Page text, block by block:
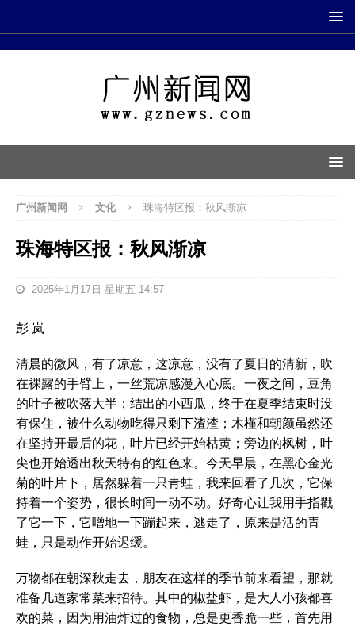
广州新闻网 文化 珠海特区报：秋风渐凉
珠海特区报：秋风渐凉
2025年1月17日 星期五 14:57
彭 岚
清晨的微风，有了凉意，这凉意，没有了夏日的清新，吹
在裸露的手臂上，一丝荒凉感漫入心底。一夜之间，豆角
的叶子被吹落大半；结出的小西瓜，终于在夏季结束时没
有保住，被什么动物吃得只剩下渣渣；木槿和朝颜虽然还
在坚持开最后的花，叶片已经开始枯黄；旁边的枫树，叶
尖也开始透出秋天特有的红色来。今天早晨，在黑心金光
菊的叶片下，居然躲着一只青蛙，我来回看了几次，它保
持着一个姿势，很长时间一动不动。好奇心让我用手指戳
了它一下，它噌地一下蹦起来，逃走了，原来是活的青
蛙，只是动作开始迟缓。
万物都在朝深秋走去，朋友在这样的季节前来看望，那就
准备几道家常菜来招待。其中的椒盐虾，是大人小孩都喜
欢的菜，因为用油炸过的食物，总是更香脆一些，首先用